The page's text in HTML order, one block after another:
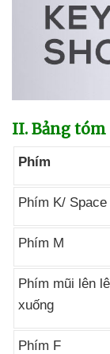
II. Bảng
Phím
Phím K/ Space
Phím M
Phím mũi lên
xuống
Phím F